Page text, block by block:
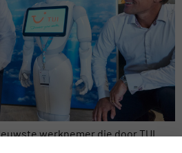
werknemer die door TUI